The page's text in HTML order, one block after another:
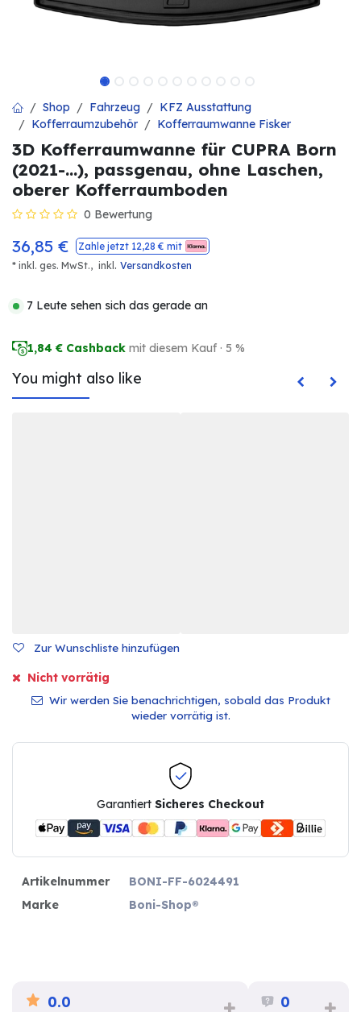
Shop Fahrzeug
KFZ Ausstattung
Kofferraumzubehör
Kofferraumwanne Fisker
3D Kofferraumwanne für CUPRA Born
(2021-...), passgenau, ohne Laschen,
oberer Kofferraumboden
0 Bewertung
36,85 € Zahle jetzt 12,28 € mit
* inkl. ges. MwSt., inkl . Versandkosten
7 Leute sehen sich das gerade an
1,84 € Cashback mit diesem Kauf · 5 %
You might also like
Zur Wunschliste hinzufügen
Nicht vorrätig
Wir werden Sie benachrichtigen, sobald das Produkt
wieder vorrätig ist.
Garantiert Sicheres Checkout
Artikelnummer
BONI-FF-6024491
Marke
Boni-Shop®
0.0 0